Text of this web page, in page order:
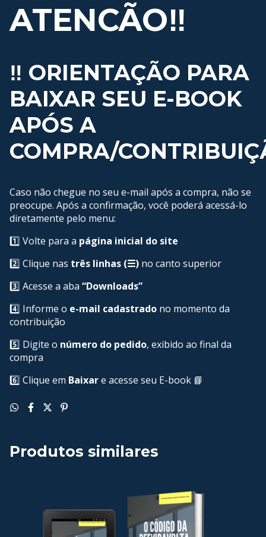
ATENCÃO‼️
‼️ ORIENTAÇÃO PARA
BAIXAR SEU E-BOOK
APÓS A
COMPRA/
Caso não chegue no seu e-mail após a compra, não se
preocupe. Após a confirmação, você poderá acessá-lo
diretamente pelo menu:
1️⃣ Volte para a página inicial do site
2️⃣ Clique nas três linhas (☰) no canto superior
3️⃣ Acesse a aba “Downloads”
4️⃣ Informe o e-mail cadastrado no momento da
contribuição
5️⃣ Digite o número do pedido, exibido ao final da
compra
6️⃣ Clique em Baixare acesse seu E-book 📘
Produtos similares